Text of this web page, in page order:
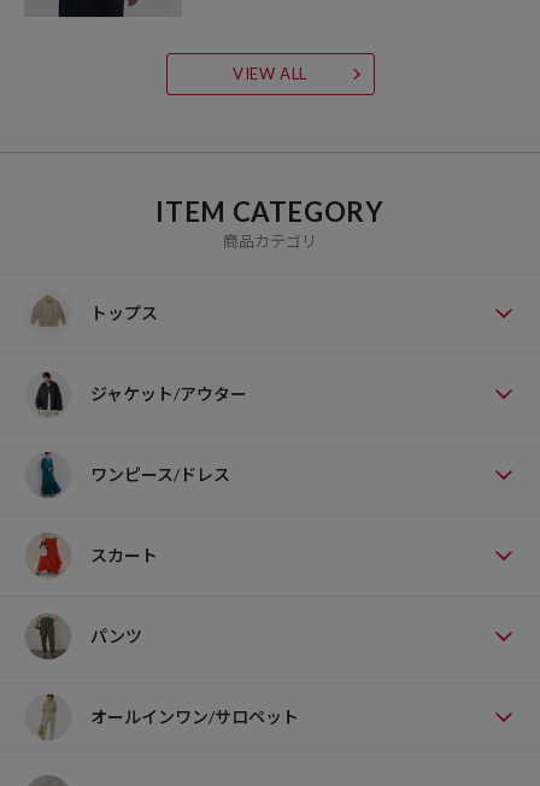
VIEW ALL
ITEM CATEGORY
商品カテゴリ
トップス
ジャケット/アウター
ワンピース/ドレス
スカート
パンツ
オールインワン/サロペット